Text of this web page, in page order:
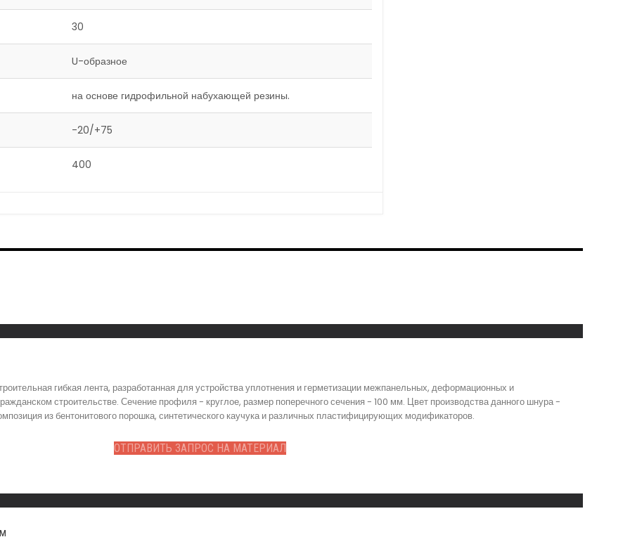
30
U-образное
на основе гидрофильной набухающей резины.
-20/+75
400
гибкая лента, разработанная для устройства уплотнения и герметизации межпанельных, деформационных и
строительстве. Сечение профиля - круглое, размер поперечного сечения - 100 мм. Цвет производства данного шнура -
из бентонитового порошка, синтетического каучука и различных пластифицирующих модификаторов.
ОТПРАВИТЬ ЗАПРОС НА МАТЕРИАЛ